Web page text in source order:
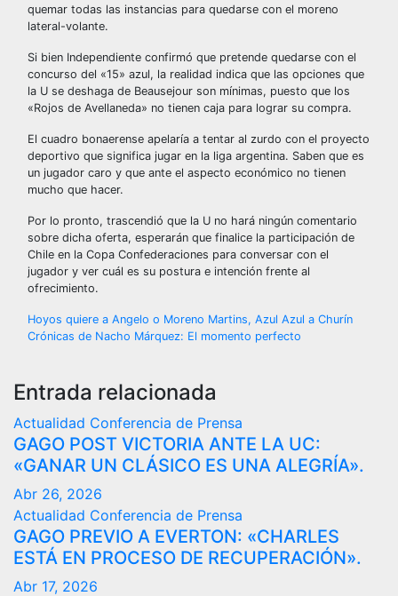
quemar todas las instancias para quedarse con el moreno
lateral-volante.
Si bien Independiente confirmó que pretende quedarse con el
concurso del «15» azul, la realidad indica que las opciones que
la U se deshaga de Beausejour son mínimas, puesto que los
«Rojos de Avellaneda» no tienen caja para lograr su compra.
El cuadro bonaerense apelaría a tentar al zurdo con el proyecto
deportivo que significa jugar en la liga argentina. Saben que es
un jugador caro y que ante el aspecto económico no tienen
mucho que hacer.
Por lo pronto, trascendió que la U no hará ningún comentario
sobre dicha oferta, esperarán que finalice la participación de
Chile en la Copa Confederaciones para conversar con el
jugador y ver cuál es su postura e intención frente al
ofrecimiento.
Navegación
entradas
Hoyos quiere a Angelo o Moreno Martins, Azul Azul a Churín
Crónicas de Nacho Márquez: El momento perfecto
Entrada relacionada
Actualidad Conferencia de Prensa
GAGO POST VICTORIA ANTE LA UC:
«GANAR UN CLÁSICO ES UNA ALEGRÍA».
Abr 26, 2026
Actualidad Conferencia de Prensa
GAGO PREVIO A EVERTON: «CHARLES
ESTÁ EN PROCESO DE RECUPERACIÓN».
Abr 17, 2026